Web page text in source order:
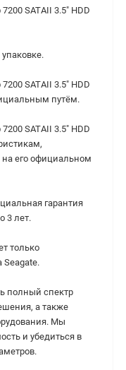
SATAII 3.5" HDD
SATAII 3.5" HDD
путём.
SATAII 3.5" HDD
его официальном
гарантия
3 лет.
только
Seagate.
полный спектр
а также
Мы
и убедиться в